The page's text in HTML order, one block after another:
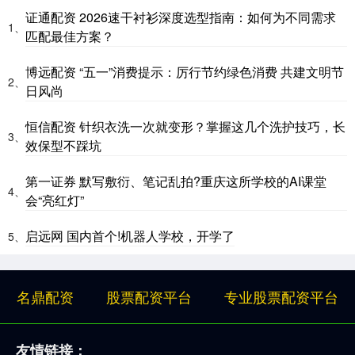
1、
证通配资 2026速干衬衫深度选型指南：如何为不同需求
匹配最佳方案？
2、
博远配资 “五一”消费提示：厉行节约绿色消费 共建文明节
日风尚
3、
恒信配资 针织衣洗一次就变形？掌握这几个洗护技巧，长
效保型不踩坑
4、
第一证券 默写敷衍、笔记乱拍?重庆这所学校的AI课堂
会“亮红灯”
5、 启远网 国内首个!机器人学校，开学了
名鼎配资 股票配资平台 专业股票配资平台
友情链接：